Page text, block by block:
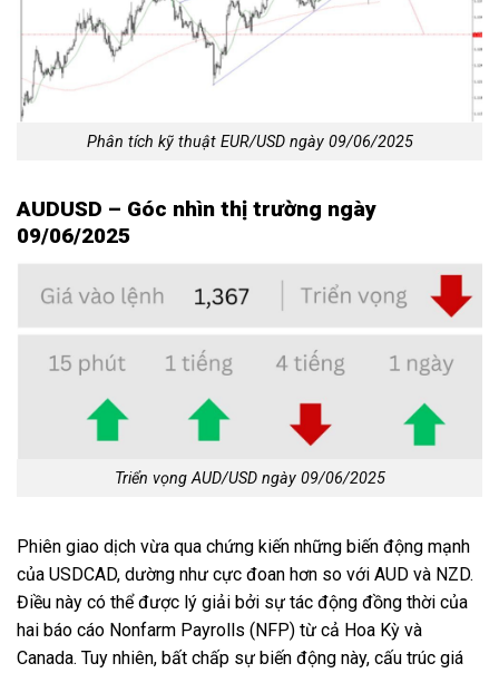
Phân tích kỹ thuật EUR/USD ngày 09/06/2025
AUDUSD – Góc nhìn thị trường ngày
09/06/2025
Triển vọng AUD/USD ngày 09/06/2025
Phiên giao dịch vừa qua chứng kiến những biến động mạnh
của USDCAD, dường như cực đoan hơn so với AUD và NZD.
Điều này có thể được lý giải bởi sự tác động đồng thời của
hai báo cáo Nonfarm Payrolls (NFP) từ cả Hoa Kỳ và
Canada. Tuy nhiên, bất chấp sự biến động này, cấu trúc giá